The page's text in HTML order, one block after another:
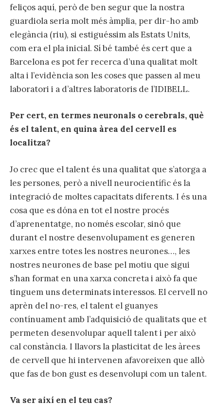
feliços aquí, però de ben segur que la nostra
guardiola seria molt més àmplia, per dir-ho amb
elegància (riu), si estiguéssim als Estats Units,
com era el pla inicial. Sí bé també és cert que a
Barcelona es pot fer recerca d’una qualitat molt
alta i l’evidència son les coses que passen al meu
laboratori i a d’altres laboratoris de l’IDIBELL.
Per cert, en termes neuronals o cerebrals, què
és el talent, en quina àrea del cervell es
localitza?
Jo crec que el talent és una qualitat que s’atorga a
les persones, però a nivell neurocientífic és la
integració de moltes capacitats diferents. I és una
cosa que es dóna en tot el nostre procés
d’aprenentatge, no només escolar, sinó que
durant el nostre desenvolupament es generen
xarxes entre totes les nostres neurones…, les
nostres neurones de base pel motiu que sigui
s’han format en una xarxa concreta i això fa que
tinguem uns determinats interessos. El cervell no
aprèn del no-res, el talent el guanyes
contínuament amb l’adquisició de qualitats que et
permeten desenvolupar aquell talent i per això
cal constància. I llavors la plasticitat de les àrees
de cervell que hi intervenen afavoreixen que allò
que fas de bon gust es desenvolupi com un talent.
Va ser així en el teu cas?